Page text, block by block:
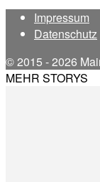
Impressum
Datenschutz
© 2015 - 2026
MEHR STORYS